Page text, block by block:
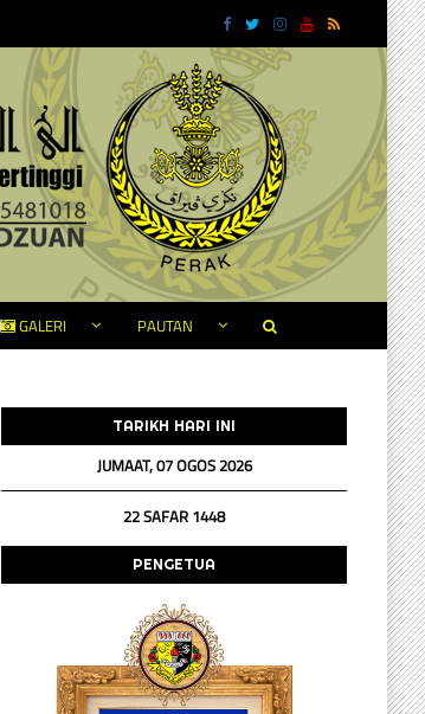
GALERI PAUTAN
TARIKH HARI INI
JUMAAT, 07 OGOS 2026
22 SAFAR 1448
PENGETUA